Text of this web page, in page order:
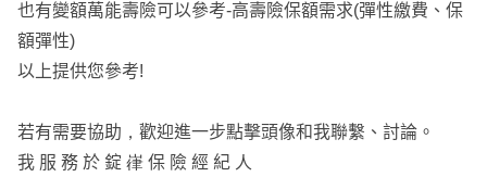
也有變額萬能壽險可以參考-高壽險保額需求(彈性繳費、保
額彈性)
以上提供您參考!
若有需要協助，歡迎進一步點擊頭像和我聯繫、討論。
我 服 務 於 錠 嵂 保 險 經 紀 人